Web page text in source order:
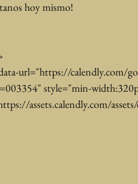
hoy mismo!
url="https://calendly.com/
style="min-
assets.calendly.com/